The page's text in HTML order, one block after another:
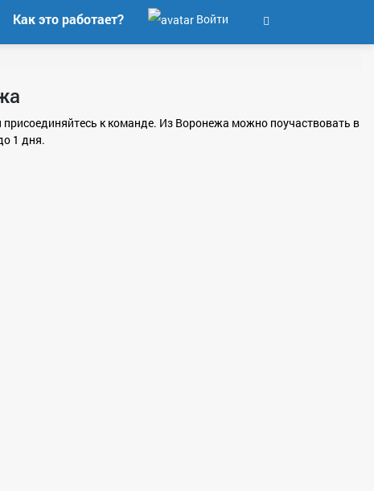
Как это работает? Войти
к команде. Из Воронежа можно поучаствовать в
1 дня.